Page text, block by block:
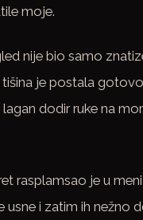
moje.
nije bio samo
je postala
dodir ruke na
rasplamsao je u
i zatim ih nežno